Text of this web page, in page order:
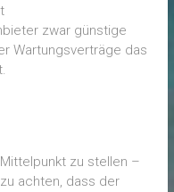
zwar günstige
Wartungsverträge das
zu stellen –
achten, dass der